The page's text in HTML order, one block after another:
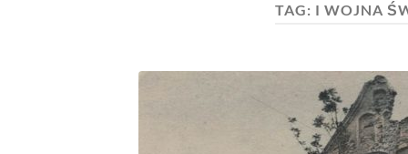
TAG: I WOJNA